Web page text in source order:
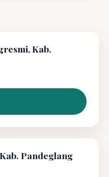
Kab.
Pandeglang